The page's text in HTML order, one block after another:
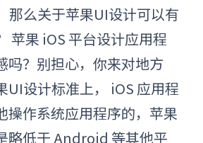
那么关于苹果UI设计可以有
苹果 iOS 平台设计应用程
吗？别担心，你来对地方
UI设计标准上， iOS 应用程
操作系统应用程序的，苹果
略低于 Android 等其他平